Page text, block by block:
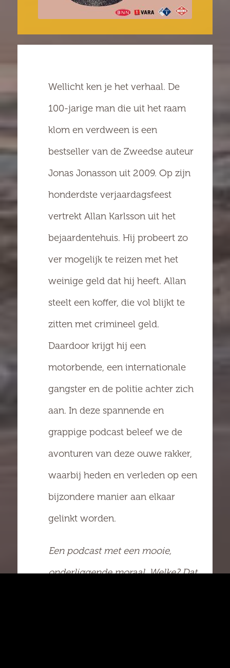
Wellicht ken je het verhaal. De
100-jarige man die uit het raam
klom en verdween is een
bestseller van de Zweedse auteur
Jonas Jonasson uit 2009. Op zijn
honderdste verjaardagsfeest
vertrekt Allan Karlsson uit het
bejaardentehuis. Hij probeert zo
ver mogelijk te reizen met het
weinige geld dat hij heeft. Allan
steelt een koffer, die vol blijkt te
zitten met crimineel geld.
Daardoor krijgt hij een
motorbende, een internationale
gangster en de politie achter zich
aan. In deze spannende en
grappige podcast beleef we de
avonturen van deze ouwe rakker,
waarbij heden en verleden op een
bijzondere manier aan elkaar
gelinkt worden.
Een podcast met een mooie,
onderliggende moraal. Welke? Dat